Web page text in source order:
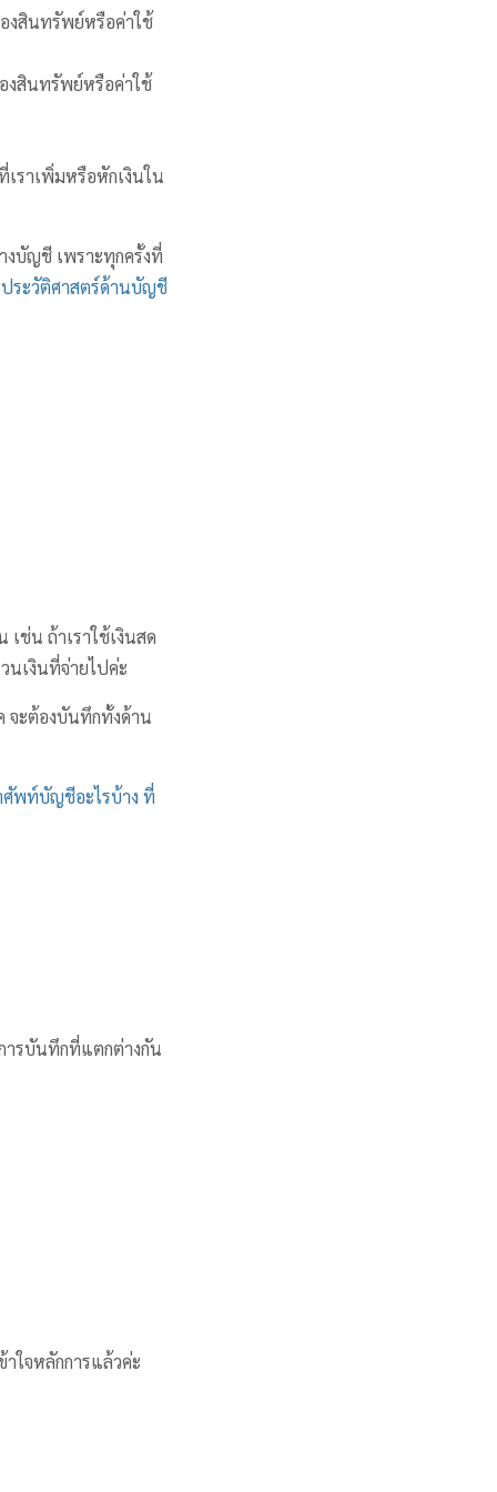
งสินทรัพย์หรือค่าใช้
งสินทรัพย์หรือค่าใช้
ราเพิ่มหรือหักเงินใน
งบัญชี เพราะทุกครั้งที่
ประวัติศาสตร์ด้านบัญชี
ช่น ถ้าเราใช้เงินสด
เงินที่จ่ายไปค่ะ
จะต้องบันทึกทั้งด้าน
ศัพท์บัญชีอะไรบ้าง ที่
ารบันทึกที่แตกต่างกัน
ใจหลักการแล้วค่ะ